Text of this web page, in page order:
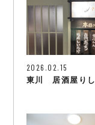
2026.02.15
東川 居酒屋り